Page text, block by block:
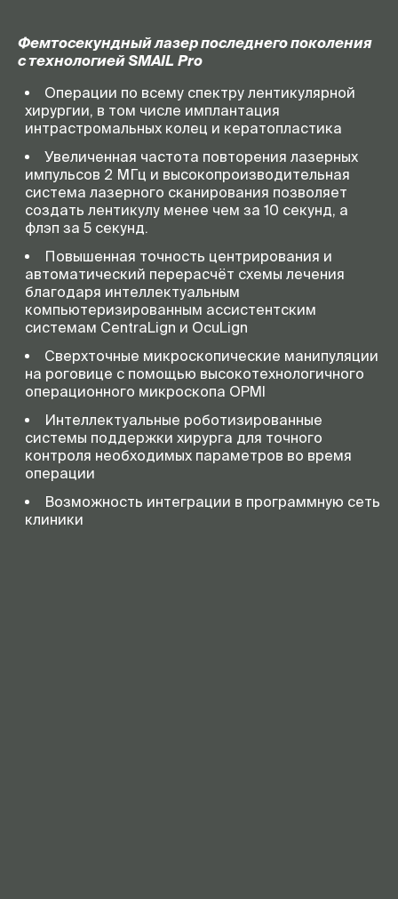
Фемтосекундный лазер последнего поколения
с технологиейSMAIL Pro
Операции по всему спектру лентикулярной
хирургии, в том числе имплантация
интрастромальных колец и кератопластика
Увеличенная частота повторения лазерных
импульсов 2 МГц и высокопроизводительная
система лазерного сканирования позволяет
создать лентикулу менее чем за 10 секунд, а
флэп за 5 секунд.
Повышенная точность центрирования и
автоматический перерасчёт схемы лечения
благодаря интеллектуальным
компьютеризированным ассистентским
системам CentraLign и OcuLign
Сверхточные микроскопические манипуляции
на роговице с помощью высокотехнологичного
операционного микроскопа OPMI
Интеллектуальные роботизированные
системы поддержки хирурга для точного
контроля необходимых параметров во время
операции
Возможность интеграции в программную сеть
клиники